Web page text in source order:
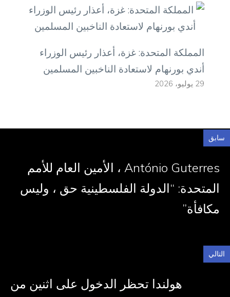
المملكة المتحدة: غزة، أعذار رئيس الوزراء
أندي بورنهام لاستعادة الناخبين المسلمين
29 يوليو، 2026
سابق
António Guterres ، الأمين العام للأمم
المتحدة: “الدولة الفلسطينية حق ، وليس
مكافأة”
التالي
هولندا تحظر الدخول على اثنين من